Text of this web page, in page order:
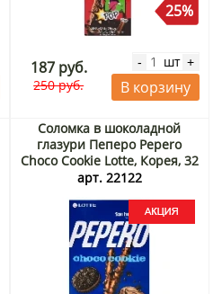
25%
187 руб.
250 руб.
- шт +
В корзину
Соломка в шоколадной
глазури Пеперо Pepero
Choco Cookie Lotte, Корея, 32
г Акция
арт. 22122